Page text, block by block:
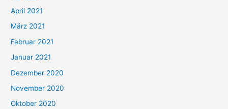
:
April 2021
März 2021
Februar 2021
Januar 2021
Dezember 2020
November 2020
Oktober 2020